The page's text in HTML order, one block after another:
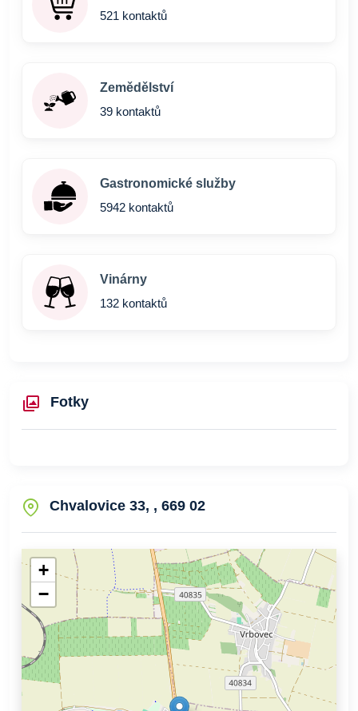
521 kontaktů
Zemědělství
39 kontaktů
Gastronomické služby
5942 kontaktů
Vinárny
132 kontaktů
Fotky
Chvalovice 33, , 669 02
+
−